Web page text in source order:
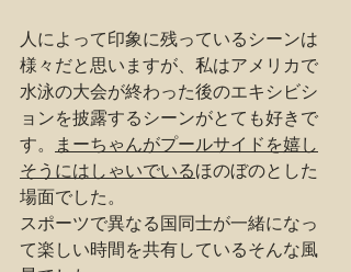
人によって印象に残っているシーンは
様々だと思いますが、私はアメリカで
水泳の大会が終わった後のエキシビシ
ョンを披露するシーンがとても好きで
す。
まーちゃんがプールサイドを嬉し
そうにはしゃいでいるほのぼのとした
場面でした。
スポーツで異なる国同士が一緒になっ
て楽しい時間を共有しているそんな風